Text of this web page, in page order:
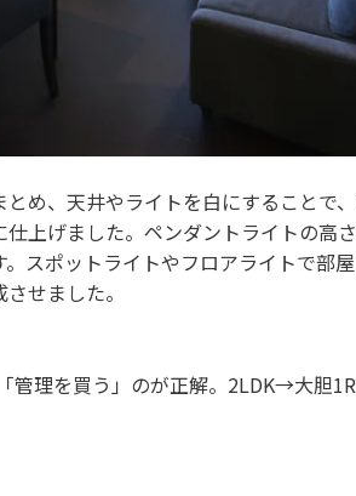
め、天井やライトを白にすることで
上げました。ペンダントライトの高
スポットライトやフロアライトで部屋
せました。
管理を買う」のが正解。2LDK→大胆